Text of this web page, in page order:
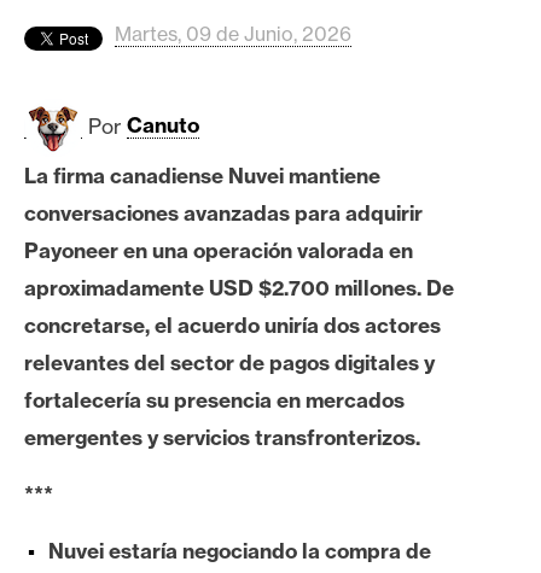
B
t
o
i
E
t
e
r
Martes, 09 de Junio, 2026
Por Canuto
La firma canadiense Nuvei mantiene
conversaciones avanzadas para adquirir
Payoneer en una operación valorada en
aproximadamente USD $2.700 millones. De
concretarse, el acuerdo uniría dos actores
relevantes del sector de pagos digitales y
fortalecería su presencia en mercados
emergentes y servicios transfronterizos.
***
Nuvei estaría negociando la compra de